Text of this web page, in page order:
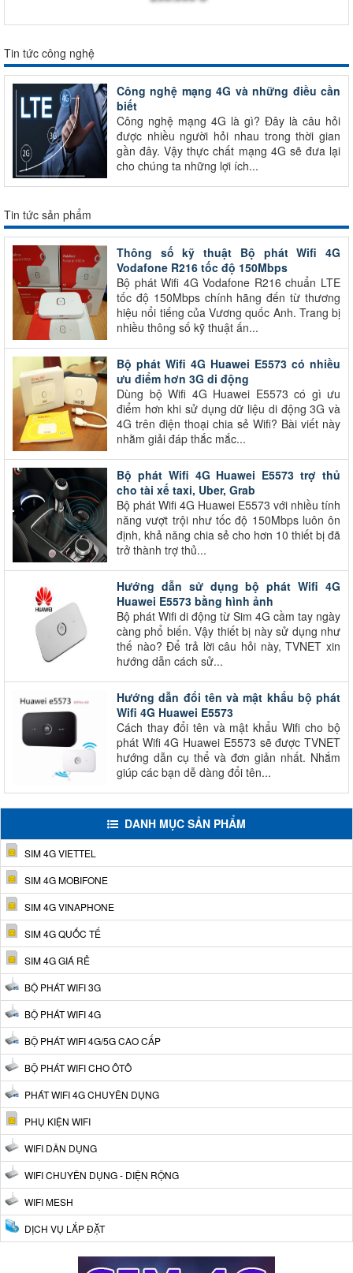
Tin tức công nghệ
Công nghệ mạng 4G và những điều cần
biết
Công nghệ mạng 4G là gì? Đây là câu hỏi
được nhiều người hỏi nhau trong thời gian
gần đây. Vậy thực chất mạng 4G sẽ đưa lại
cho chúng ta những lợi ích...
Tin tức sản phẩm
Thông số kỹ thuật Bộ phát Wifi 4G
Vodafone R216 tốc độ 150Mbps
Bộ phát Wifi 4G Vodafone R216 chuẩn LTE
tốc độ 150Mbps chính hãng đến từ thương
hiệu nổi tiếng của Vương quốc Anh. Trang bị
nhiều thông số kỹ thuật ấn...
Bộ phát Wifi 4G Huawei E5573 có nhiều
ưu điểm hơn 3G di động
Dùng bộ Wifi 4G Huawei E5573 có gì ưu
điểm hơn khi sử dụng dữ liệu di động 3G và
4G trên điện thoại chia sẻ Wifi? Bài viết này
nhằm giải đáp thắc mắc...
Bộ phát Wifi 4G Huawei E5573 trợ thủ
cho tài xế taxi, Uber, Grab
Bộ phát Wifi 4G Huawei E5573 với nhiều tính
năng vượt trội như tốc độ 150Mbps luôn ôn
định, khả năng chia sẻ cho hơn 10 thiết bị đã
trở thành trợ thủ...
Hướng dẫn sử dụng bộ phát Wifi 4G
Huawei E5573 bằng hình ảnh
Bộ phát Wifi di động từ Sim 4G cầm tay ngày
càng phổ biến. Vậy thiết bị này sử dụng như
thế nào? Để trả lời câu hỏi này, TVNET xin
hướng dẫn cách sử...
Hướng dẫn đổi tên và mật khẩu bộ phát
Wifi 4G Huawei E5573
Cách thay đổi tên và mật khẩu Wifi cho bộ
phát Wifi 4G Huawei E5573 sẽ được TVNET
hướng dẫn cụ thể và đơn giản nhất. Nhắm
giúp các bạn dễ dàng đổi tên...
DANH MỤC SẢN PHẨM
SIM 4G VIETTEL
SIM 4G MOBIFONE
SIM 4G VINAPHONE
SIM 4G QUỐC TẾ
SIM 4G GIÁ RẺ
BỘ PHÁT WIFI 3G
BỘ PHÁT WIFI 4G
BỘ PHÁT WIFI 4G/5G CAO CẤP
BỘ PHÁT WIFI CHO ÔTÔ
PHÁT WIFI 4G CHUYÊN DỤNG
PHỤ KIỆN WIFI
WIFI DÂN DỤNG
WIFI CHUYÊN DỤNG - DIỆN RỘNG
WIFI MESH
DỊCH VỤ LẮP ĐẶT